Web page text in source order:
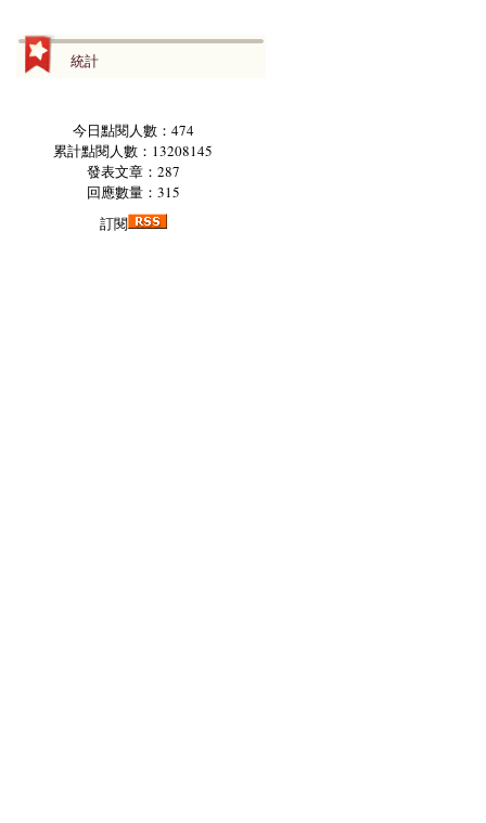
統計
今日點閱人數：474
累計點閱人數：13208145
發表文章：287
回應數量：315
訂閱